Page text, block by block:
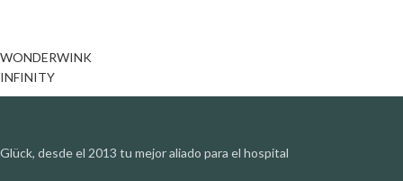
WONDERWINK
INFINITY
Glück, desde el 2013 tu mejor aliado para el hospital